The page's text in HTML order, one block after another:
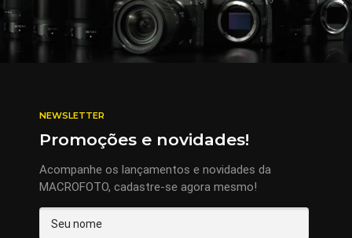
NEWSLETTER
Promoções e novidades!
Acompanhe os lançamentos e novidades da
MACROFOTO, cadastre-se agora mesmo!